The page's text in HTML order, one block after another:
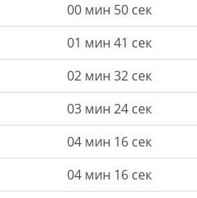
00 мин 50 сек
01 мин 41 сек
02 мин 32 сек
03 мин 24 сек
04 мин 16 сек
04 мин 16 сек